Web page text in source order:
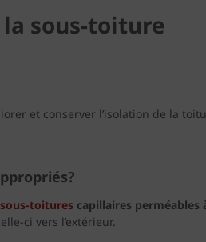
sous-toiture
et conserver l’isolation de la
toitures capillaires perméables
ci vers l’extérieur.